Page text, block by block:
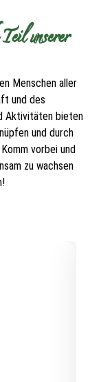
unserer
Menschen aller
und des
Aktivitäten bieten
und durch
vorbei und
zu wachsen